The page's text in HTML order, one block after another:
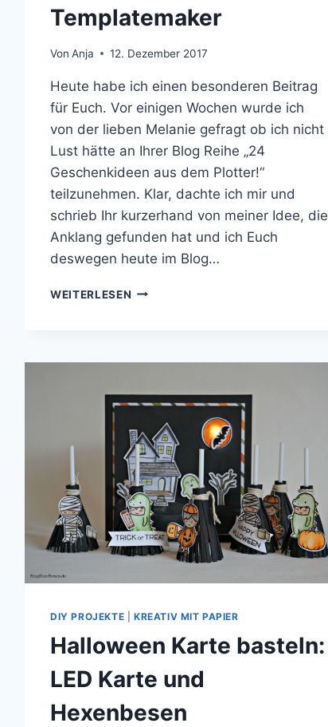
Templatemaker
Von Anja 12. Dezember 2017
Heute habe ich einen besonderen Beitrag
für Euch. Vor einigen Wochen wurde ich
von der lieben Melanie gefragt ob ich nicht
Lust hätte an Ihrer Blog Reihe „24
Geschenkideen aus dem Plotter!“
teilzunehmen. Klar, dachte ich mir und
schrieb Ihr kurzerhand von meiner Idee, die
Anklang gefunden hat und ich Euch
deswegen heute im Blog…
WEITERLESEN PILLOW
DIY PROJEKTE KREATIV MIT PAPIER
Halloween Karte basteln:
LED Karte und
Hexenbesen